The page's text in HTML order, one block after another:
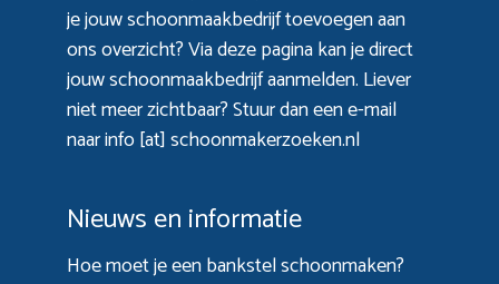
je jouw schoonmaakbedrijf toevoegen aan
ons overzicht? Viadeze paginakan je direct
jouw schoonmaakbedrijf aanmelden. Liever
niet meer zichtbaar? Stuur dan een e-mail
naar info [at] schoonmakerzoeken.nl
Nieuws en informatie
Hoe moet je een bankstel schoonmaken?